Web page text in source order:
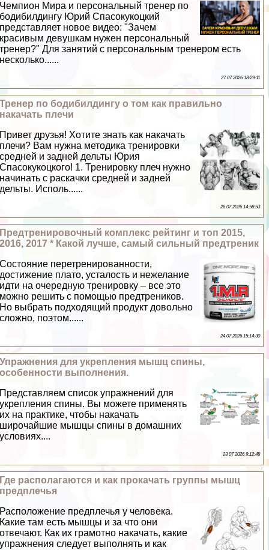
Чемпион Мира и персональный тренер по
бодибилдингу Юрий Спасокукоцкий
представляет новое видео: "Зачем
красивым дeвyшкам нужен персональный
тренер?" Для занятий с персональным тренером есть
несколько......
27 07 2026 18:29:11
Тренер по бодибилдингу о том как правильно
накачать плечи
Привет друзья! Хотите знать как накачать
плечи? Вам нужна методика тренировки
средней и задней дельты Юрия
Спасокукоцкого! 1. Тренировку плеч нужно
начинать с раскачки средней и задней
дельты. Исполь......
26 07 2026 14:58:53
Предтренировочный комплекс рейтинг и топ 2015,
2016, 2017 * Какой лучше, самый сильный предтреник
Состояние перетренированности,
достижение плато, усталость и нежелание
идти на очередную тренировку – все это
можно решить с помощью предтреников.
Но выбрать подходящий продукт довольно
сложно, поэтом......
24 07 2026 15:14:30
Упражнения для укрепления мышц спины,
особенности выполнения.
Представляем список упражнений для
укрепления спины. Вы можете применять
их на пpaктике, чтобы накачать
широчайшие мышцы спины в домашних
условиях....
23 07 2026 9:12:48
Где располагаются и как прокачать группы мышц
предплечья
Расположение предплечья у человека.
Какие там есть мышцы и за что они
отвечают. Как их грамотно накачать, какие
упражнения следует выполнять и как